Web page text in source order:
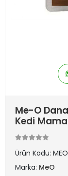
Me-O
Kedi
Ürün Kodu:
Marka: MeO